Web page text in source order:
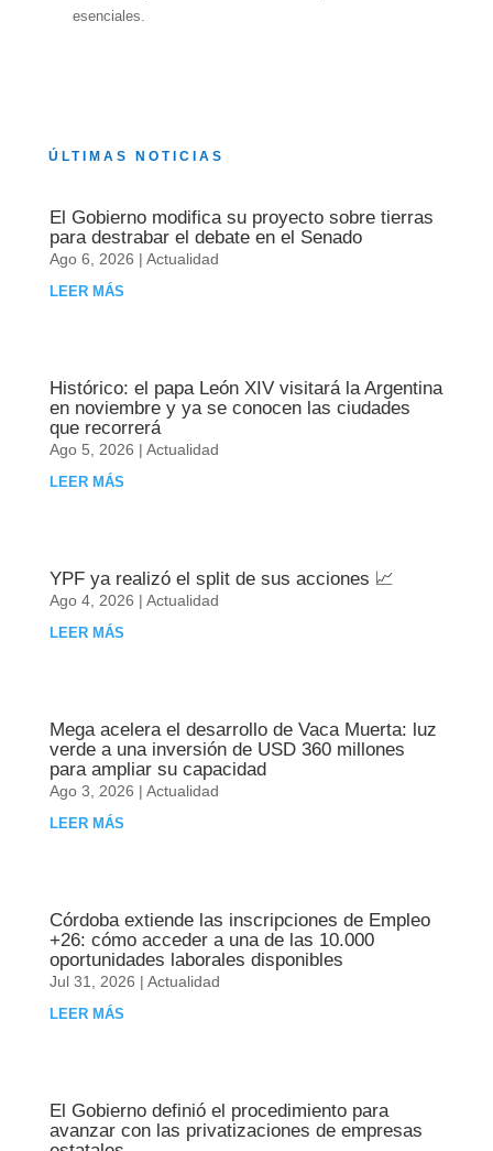
esenciales.
ÚLTIMAS NOTICIAS
El Gobierno modifica su proyecto sobre tierras
para destrabar el debate en el Senado
Ago 6, 2026 | Actualidad
LEER MÁS
Histórico: el papa León XIV visitará la Argentina
en noviembre y ya se conocen las ciudades
que recorrerá
Ago 5, 2026 | Actualidad
LEER MÁS
YPF ya realizó el split de sus acciones 📈
Ago 4, 2026 | Actualidad
LEER MÁS
Mega acelera el desarrollo de Vaca Muerta: luz
verde a una inversión de USD 360 millones
para ampliar su capacidad
Ago 3, 2026 | Actualidad
LEER MÁS
Córdoba extiende las inscripciones de Empleo
+26: cómo acceder a una de las 10.000
oportunidades laborales disponibles
Jul 31, 2026 | Actualidad
LEER MÁS
El Gobierno definió el procedimiento para
avanzar con las privatizaciones de empresas